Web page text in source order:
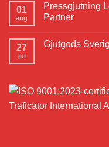
01
aug
Pressgjutning
Partner
27
jul
Gjutgods